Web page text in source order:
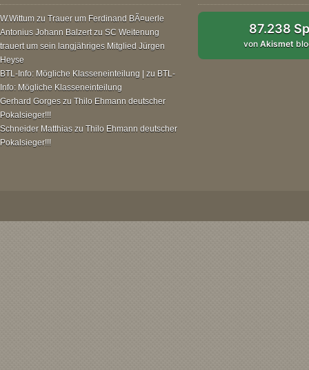
W.Wittum zu Trauer um Ferdinand BÃ¤uerle
Antonius Johann Balzertzu SC Weitenung
trauert um sein langjähriges Mitglied Jürgen
Heyse
BTL-Info: Mögliche Klasseneinteilung |
zu BTL-
Info: Mögliche Klasseneinteilung
Gerhard Gorges zu Thilo Ehmann deutscher
Pokalsieger!!!
Schneider Matthias zu Thilo Ehmann deutscher
Pokalsieger!!!
87.238
vonAkismet